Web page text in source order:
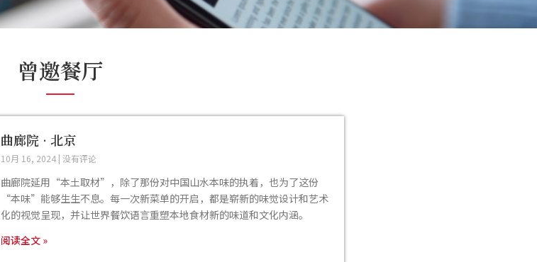
曾邀餐厅
曲廊院 · 北京
10月 16, 2024 没有评论
曲廊院延用“本土取材”，除了那份对中国山水本味的执着，也为了这份
“本味”能够生生不息。每一次新菜单的开启，都是崭新的味觉设计和艺术
化的视觉呈现，并让世界餐饮语言重塑本地食材新的味道和文化内涵。
阅读全文 »